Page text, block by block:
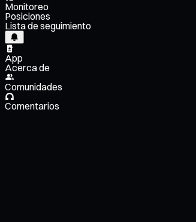
Monitoreo
Posiciones
Lista de seguimiento
App
Acerca de
Comunidades
Comentarios